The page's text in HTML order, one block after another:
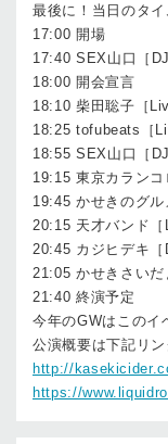
最後に！当日のタ
17:00 開場
17:40 SEX山口［DJ
18:00 開会宣言
18:10 柴田聡子［
18:25 tofubeats［
18:55 SEX山口［DJ
19:15 東京カランコ
19:45 かせきのグ
20:15 天才バンド［
20:45 カジヒデキ［
21:05 かせきさいだ
21:40 終演予定
今年のGWはこのイ
公演概要は下記リン
http://
https://